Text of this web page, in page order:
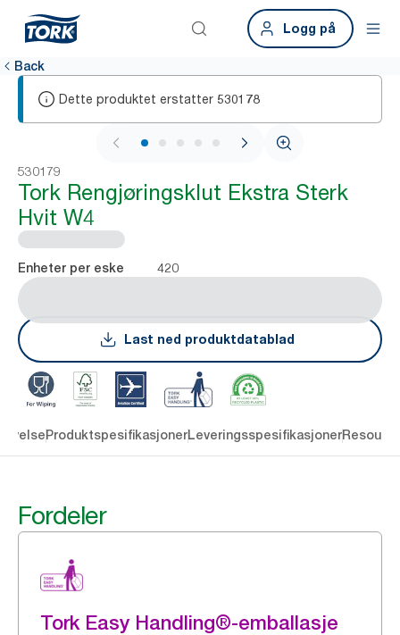
Logg på
Back
Dette produktet erstatter 530178
1 / 6
530179
Tork Rengjøringsklut Ekstra Sterk
Hvit W4
Enheter per eske 420
Last ned produktdatablad
ProduktspesifikasjonerLeveringsspesifikasjoner
Fordeler
Tork Easy Handling®-emballasje